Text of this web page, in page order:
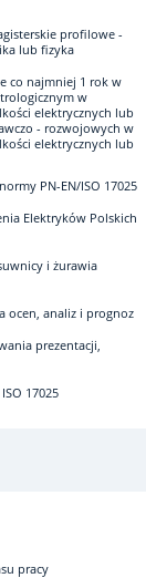
profilowe -
lub fizyka
co najmniej 1 rok w
w
elektrycznych lub
- rozwojowych w
elektrycznych lub
PN-EN/ISO 17025
Elektryków Polskich
i żurawia
ocen, analiz i prognoz
prezentacji,
17025
pracy